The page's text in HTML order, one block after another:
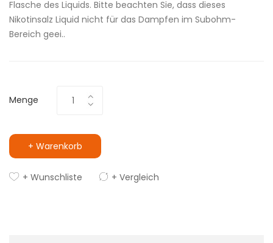
Flasche des Liquids. Bitte beachten Sie, dass dieses
Nikotinsalz Liquid nicht für das Dampfen im Subohm-
Bereich geei..
Menge
+ Warenkorb
+ Wunschliste + Vergleich